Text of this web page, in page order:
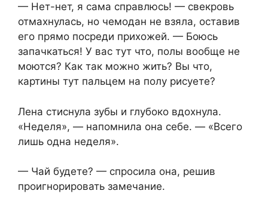
— Нет-нет, я сама справлюсь! — свекровь
отмахнулась, но чемодан не взяла, оставив
его прямо посреди прихожей. — Боюсь
запачкаться! У вас тут что, полы вообще не
моются? Как так можно жить? Вы что,
картины тут пальцем на полу рисуете?
Лена стиснула зубы и глубоко вдохнула.
«Неделя», — напомнила она себе. — «Всего
лишь одна неделя».
— Чай будете? — спросила она, решив
проигнорировать замечание.